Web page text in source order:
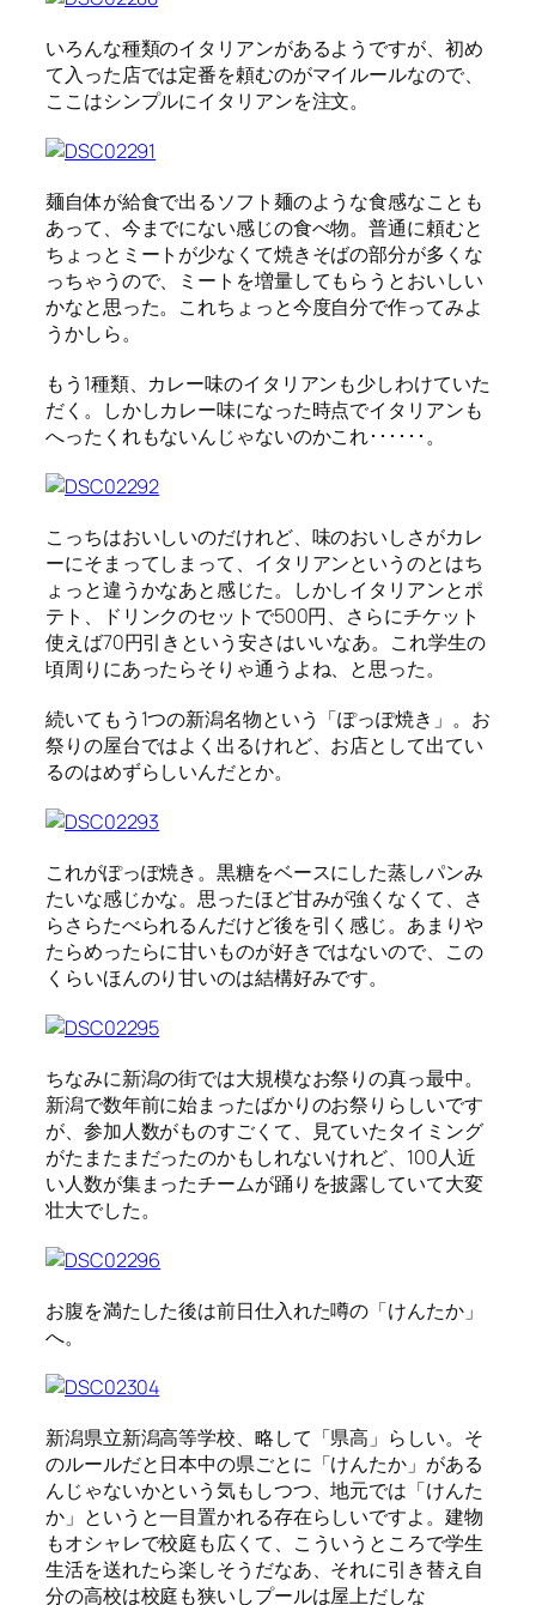
いろんな種類のイタリアンがあるようですが、初め
て入った店では定番を頼むのがマイルールなので、
ここはシンプルにイタリアンを注文。
麺自体が給食で出るソフト麺のような食感なことも
あって、今までにない感じの食べ物。普通に頼むと
ちょっとミートが少なくて焼きそばの部分が多くな
っちゃうので、ミートを増量してもらうとおいしい
かなと思った。これちょっと今度自分で作ってみよ
うかしら。
もう1種類、カレー味のイタリアンも少しわけていた
だく。しかしカレー味になった時点でイタリアンも
へったくれもないんじゃないのかこれ･･････。
こっちはおいしいのだけれど、味のおいしさがカレ
ーにそまってしまって、イタリアンというのとはち
ょっと違うかなあと感じた。しかしイタリアンとポ
テト、ドリンクのセットで500円、さらにチケット
使えば70円引きという安さはいいなあ。これ学生の
頃周りにあったらそりゃ通うよね、と思った。
続いてもう1つの新潟名物という「ぽっぽ焼き」。お
祭りの屋台ではよく出るけれど、お店として出てい
るのはめずらしいんだとか。
これがぽっぽ焼き。黒糖をベースにした蒸しパンみ
たいな感じかな。思ったほど甘みが強くなくて、さ
らさらたべられるんだけど後を引く感じ。あまりや
たらめったらに甘いものが好きではないので、この
くらいほんのり甘いのは結構好みです。
ちなみに新潟の街では大規模なお祭りの真っ最中。
新潟で数年前に始まったばかりのお祭りらしいです
が、参加人数がものすごくて、見ていたタイミング
がたまたまだったのかもしれないけれど、100人近
い人数が集まったチームが踊りを披露していて大変
壮大でした。
お腹を満たした後は前日仕入れた噂の「けんたか」
へ。
新潟県立新潟高等学校、略して「県高」らしい。そ
のルールだと日本中の県ごとに「けんたか」がある
んじゃないかという気もしつつ、地元では「けんた
か」というと一目置かれる存在らしいですよ。建物
もオシャレで校庭も広くて、こういうところで学生
生活を送れたら楽しそうだなあ、それに引き替え自
分の高校は校庭も狭いしプールは屋上だしな